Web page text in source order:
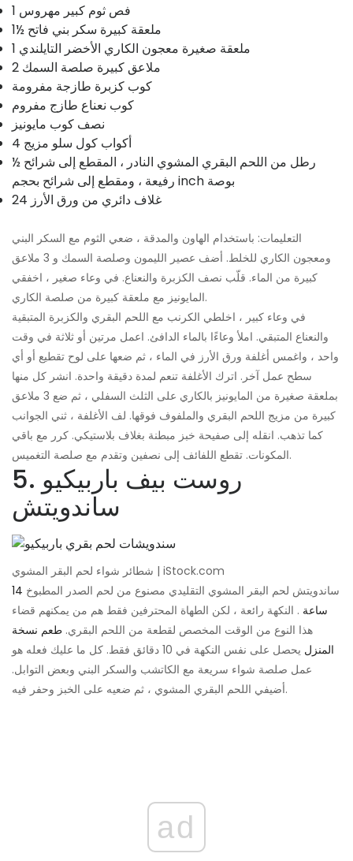
1 فص ثوم كبير مهروس
1½ ملعقة كبيرة سكر بني فاتح
1 ملعقة صغيرة معجون الكاري الأخضر التايلندي
2 ملاعق كبيرة صلصة السمك
كوب كزبرة طازجة مفرومة
كوب نعناع طازج مفروم
نصف كوب مايونيز
4 أكواب كول سلو مزيج
½ رطل من اللحم البقري المشوي النادر ، المقطع إلى شرائح
رفيعة ، ومقطع إلى شرائح بحجم inch بوصة
24 غلاف دائري من ورق الأرز
التعليمات: باستخدام الهاون والمدقة ، ضعي الثوم مع السكر البني
ومعجون الكاري للخلط. أضف عصير الليمون وصلصة السمك و 3 ملاعق
كبيرة من الماء. قلّب نصف الكزبرة والنعناع. في وعاء صغير ، اخفقي
المايونيز مع ملعقة كبيرة من صلصة الكاري.
في وعاء كبير ، اخلطي الكرنب مع اللحم البقري والكزبرة المتبقية
والنعناع المتبقي. املأ وعاءًا بالماء الدافئ. اعمل مرتين أو ثلاثة في وقت
واحد ، واغمس أغلفة ورق الأرز في الماء ، ثم ضعها على لوح تقطيع أو أي
سطح عمل آخر. اترك الأغلفة تنعم لمدة دقيقة واحدة. انشر كل منها
بملعقة صغيرة من المايونيز بالكاري على الثلث السفلي ، ثم ضع 3 ملاعق
كبيرة من مزيج اللحم البقري والملفوف فوقها. لف الأغلفة ، ثني الجوانب
كما تذهب. انقله إلى صفيحة خبز مبطنة بغلاف بلاستيكي. كرر مع باقي
المكونات. تقطع اللفائف إلى نصفين وتقدم مع صلصة التغميس.
5. روست بيف باربيكيو
ساندويتش
شطائر شواء لحم البقر المشوي | iStock.com
ساندويتش لحم البقر المشوي التقليدي مصنوع من لحم الصدر المطبوخ 14
ساعة . النكهة رائعة ، لكن الطهاة المحترفين فقط هم من يمكنهم قضاء
هذا النوع من الوقت المخصص لقطعة من اللحم البقري. طعم نسخة
المنزل
يحصل على نفس النكهة في 10 دقائق فقط. كل ما عليك فعله هو
عمل صلصة شواء سريعة مع الكاتشب والسكر البني وبعض التوابل.
أضيفي اللحم البقري المشوي ، ثم ضعيه على الخبز وحفر فيه.
ad